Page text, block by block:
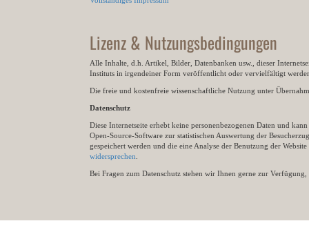
Lizenz & Nutzungsbedingungen
Alle Inhalte, d.h. Artikel, Bilder, Datenbanken usw., dieser
Instituts in irgendeiner Form veröffentlicht oder vervielfältigt
Die freie und kostenfreie wissenschaftliche Nutzung unter
Datenschutz
Diese Internetseite erhebt keine personenbezogenen Daten und
Open-Source-Software zur statistischen Auswertung der
gespeichert werden und die eine Analyse der Benutzung der
widersprechen
Bei Fragen zum Datenschutz stehen wir Ihnen gerne zur